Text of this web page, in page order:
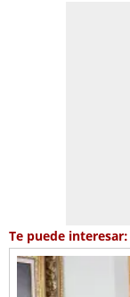
Te puede interesar: